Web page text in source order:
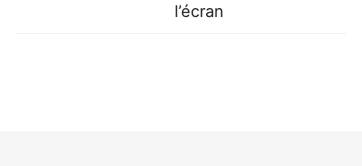
l’écran